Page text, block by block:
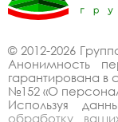
© 2012-2026
Анонимность
гарантирована в
№152 «О
Используя
обработку